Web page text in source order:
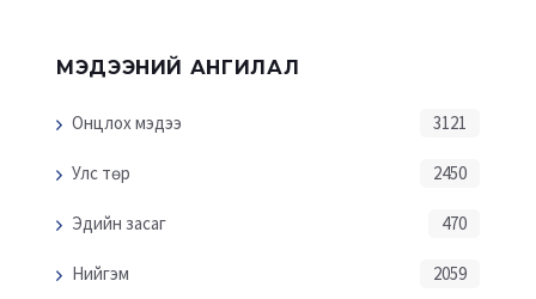
МЭДЭЭНИЙ АНГИЛАЛ
Онцлох мэдээ 3121
Улс төр 2450
Эдийн засаг 470
Нийгэм 2059